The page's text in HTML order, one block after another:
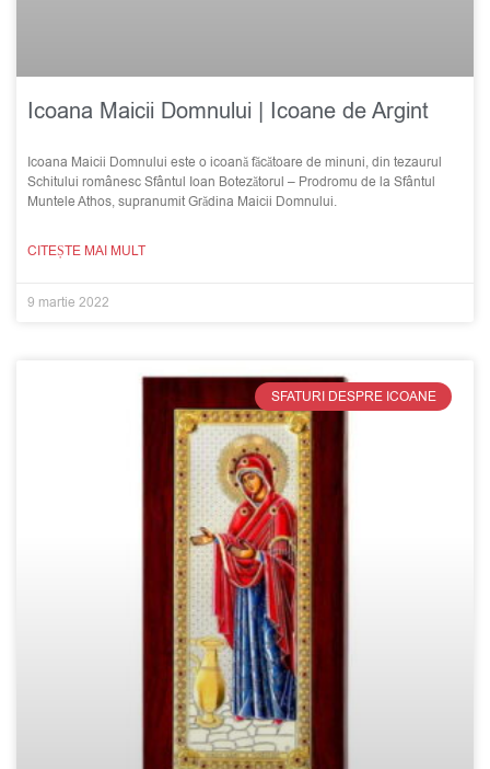
Icoana Maicii Domnului | Icoane de Argint
Icoana Maicii Domnului este o icoană făcătoare de minuni, din tezaurul
Schitului românesc Sfântul Ioan Botezătorul – Prodromu de la Sfântul
Muntele Athos, supranumit Grădina Maicii Domnului.
CITEȘTE MAI MULT
9 martie 2022
SFATURI DESPRE ICOANE